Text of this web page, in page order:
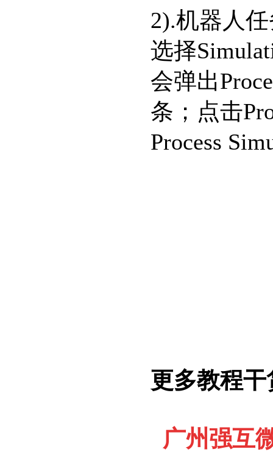
生成式仿真：高科技行业工作流程的提速之道
2).机器人
选择
会弹出
条；点击
Process
更多教程
广州强互